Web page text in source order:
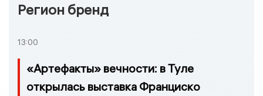
Регион бренд
13:00
«Артефакты» вечности: в Туле
открылась выставка Франциско